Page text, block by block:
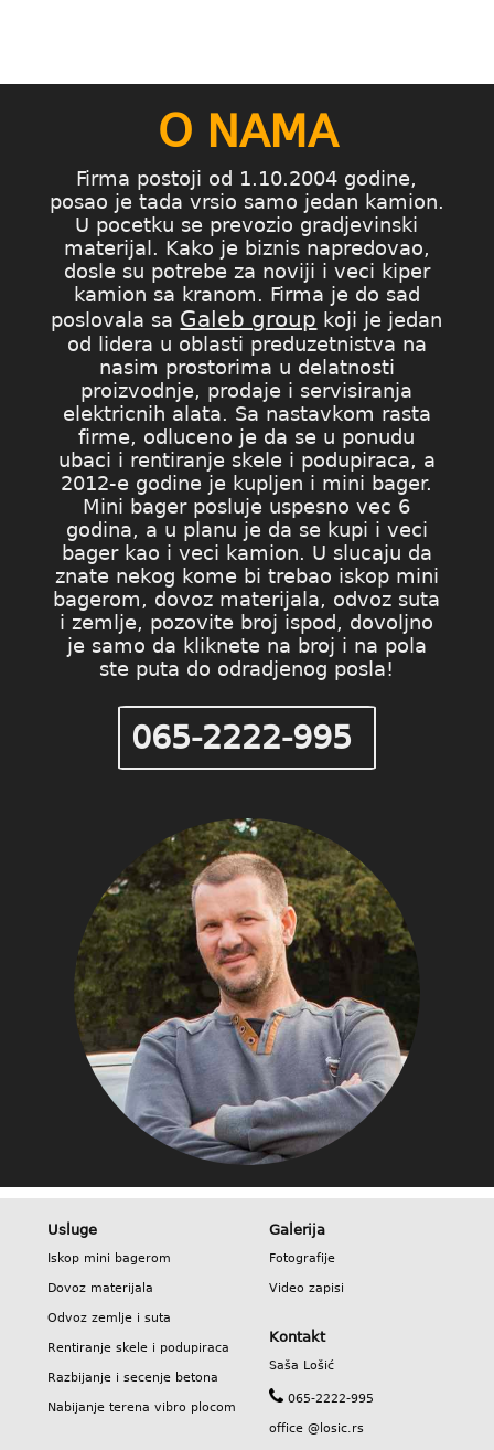
O NAMA
Firma postoji od 1.10.2004 godine,
posao je tada vrsio samo jedan kamion.
U pocetku se prevozio gradjevinski
materijal. Kako je biznis napredovao,
dosle su potrebe za noviji i veci kiper
kamion sa kranom. Firma je do sad
poslovala sa Galeb group koji je jedan
od lidera u oblasti preduzetnistva na
nasim prostorima u delatnosti
proizvodnje, prodaje i servisiranja
elektricnih alata. Sa nastavkom rasta
firme, odluceno je da se u ponudu
ubaci i rentiranje skele i podupiraca, a
2012-e godine je kupljen i mini bager.
Mini bager posluje uspesno vec 6
godina, a u planu je da se kupi i veci
bager kao i veci kamion. U slucaju da
znate nekog kome bi trebao iskop mini
bagerom, dovoz materijala, odvoz suta
i zemlje, pozovite broj ispod, dovoljno
je samo da kliknete na broj i na pola
ste puta do odradjenog posla!
065-2222-995
Usluge
Iskop mini bagerom
Dovoz materijala
Odvoz zemlje i suta
Rentiranje skele i podupiraca
Razbijanje i secenje betona
Nabijanje terena vibro plocom
Galerija
Fotografije
Video zapisi
Kontakt
Saša Lošić
065-2222-995
office @losic.rs